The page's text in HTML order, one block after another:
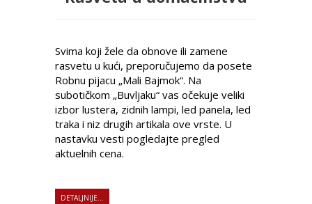
Svima koji žele da obnove ili zamene
rasvetu u kući, preporučujemo da posete
Robnu pijacu „Mali Bajmok“. Na
subotičkom „Buvljaku“ vas očekuje veliki
izbor lustera, zidnih lampi, led panela, led
traka i niz drugih artikala ove vrste. U
nastavku vesti pogledajte pregled
aktuelnih cena.
DETALJNIJE...